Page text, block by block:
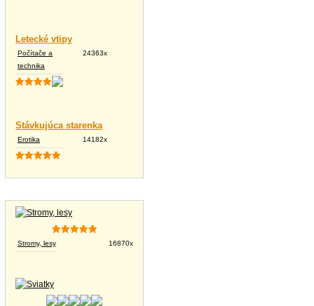
Letecké vtipy
Počítače a
technika
24363x
Stávkujúca starenka
Erotika 14182x
Stromy, lesy 16870x